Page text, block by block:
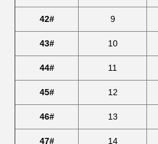
42# 9
43# 10
44# 11
45# 12
46# 13
47# 14